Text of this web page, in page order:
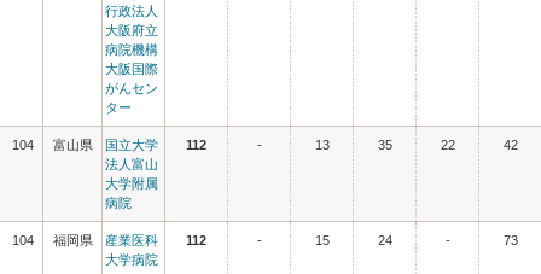
行政法人
大阪府立
病院機構
大阪国際
がんセン
ター
104 富山県
国立大学
法人富山
大学附属
病院
112 - 13 35 22 42
104 福岡県
産業医科
大学病院
112 - 15 24 - 73